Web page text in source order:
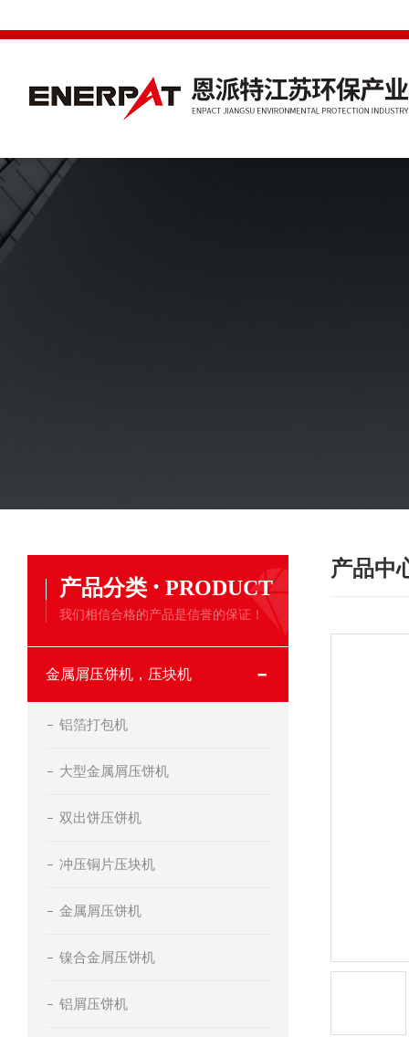
产品分类 · PRODUCT
我们相信合格的产品是信誉的保证！
金属屑压饼机，压块机
铝箔打包机
大型金属屑压饼机
双出饼压饼机
冲压铜片压块机
金属屑压饼机
镍合金屑压饼机
铝屑压饼机
产品中